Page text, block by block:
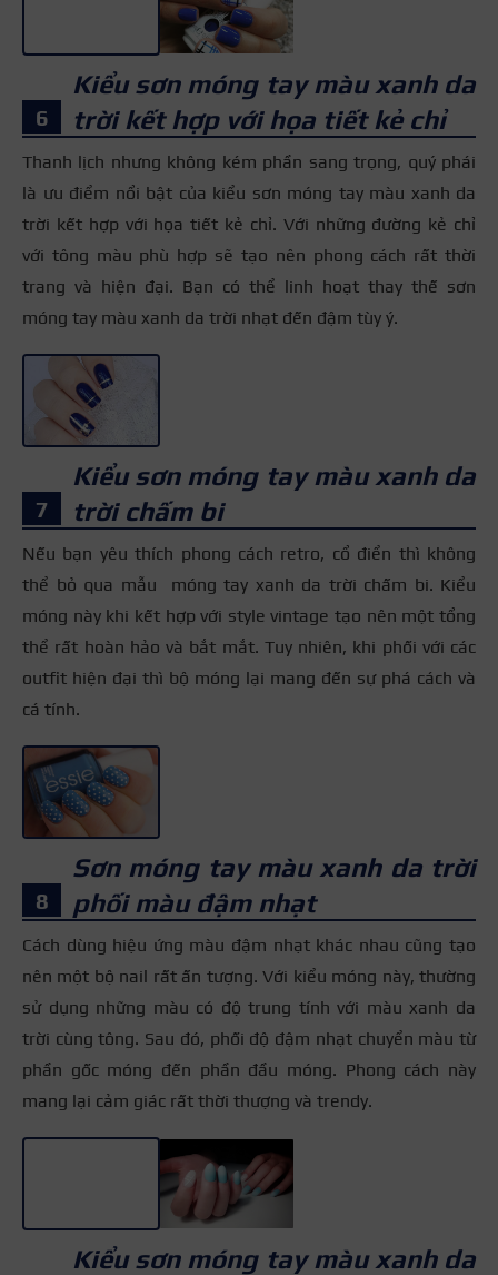
Kiểu sơn móng tay màu xanh da
trời kết hợp với họa tiết kẻ chỉ
Thanh lịch nhưng không kém phần sang trọng, quý phái
là ưu điểm nổi bật của kiểu sơn móng tay màu xanh da
trời kết hợp với họa tiết kẻ chỉ. Với những đường kẻ chỉ
với tông màu phù hợp sẽ tạo nên phong cách rất thời
trang và hiện đại. Bạn có thể linh hoạt thay thế sơn
móng tay màu xanh da trời nhạt đến đậm tùy ý.
Kiểu sơn móng tay màu xanh da
trời chấm bi
Nếu bạn yêu thích phong cách retro, cổ điển thì không
thể bỏ qua mẫu móng tay xanh da trời chấm bi. Kiểu
móng này khi kết hợp với style vintage tạo nên một tổng
thể rất hoàn hảo và bắt mắt. Tuy nhiên, khi phối với các
outfit hiện đại thì bộ móng lại mang đến sự phá cách và
cá tính.
Sơn móng tay màu xanh da trời
phối màu đậm nhạt
Cách dùng hiệu ứng màu đậm nhạt khác nhau cũng tạo
nên một bộ nail rất ấn tượng. Với kiểu móng này, thường
sử dụng những màu có độ trung tính với màu xanh da
trời cùng tông. Sau đó, phối độ đậm nhạt chuyển màu từ
phần gốc móng đến phần đầu móng. Phong cách này
mang lại cảm giác rất thời thượng và trendy.
Kiểu sơn móng tay màu xanh da